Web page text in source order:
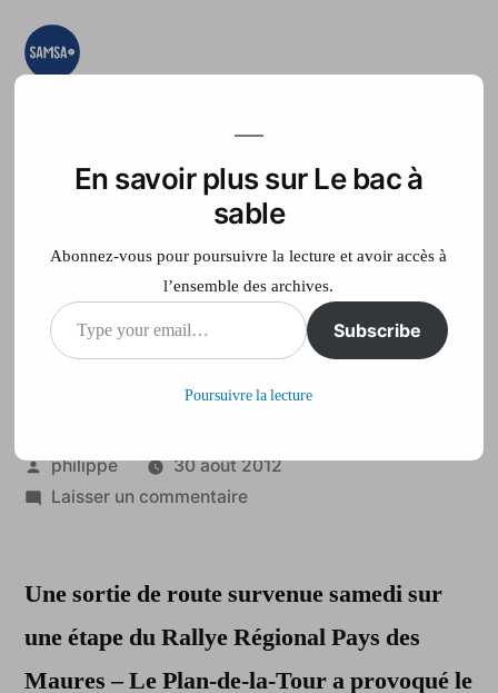
Aller
teste, on expérimente
Accueil France Télé
Deux morts sur un
rallye dans le Var
Publié
par
philippe
30 août 2012
Laisser un commentairesur
sur
rallye
dans
Une sortie de route survenue samedi sur
une étape du Rallye Régional Pays des
Maures – Le Plan-de-la-Tour a provoqué le
En savoir plus sur Le bac à
sable
Abonnez-vous pour poursuivre la lecture et avoir accès à
l’ensemble des archives.
Type
your
Subscribe
Poursuivre la lecture